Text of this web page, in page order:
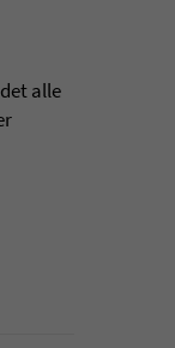
alle